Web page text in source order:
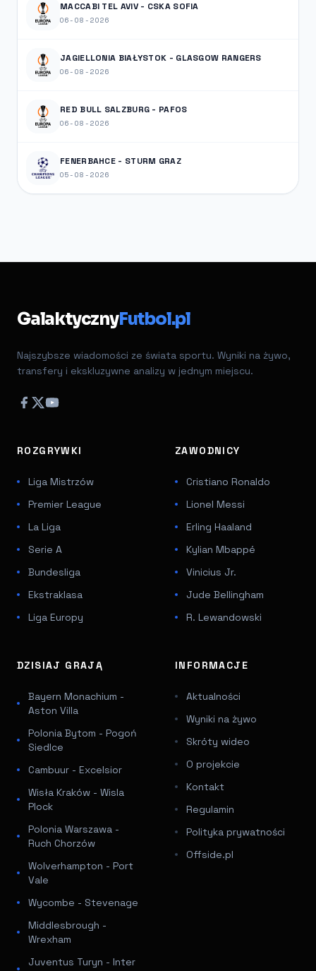
MACCABI TEL AVIV - CSKA SOFIA
06-08-2026
JAGIELLONIA BIAŁYSTOK - GLASGOW RANGERS
06-08-2026
RED BULL SALZBURG - PAFOS
06-08-2026
FENERBAHCE - STURM GRAZ
05-08-2026
GalaktycznyFutbol.pl
Najszybsze wiadomości ze świata sportu. Wyniki na żywo,
transfery i ekskluzywne analizy w jednym miejscu.
ROZGRYWKI
Liga Mistrzów
Premier League
La Liga
Serie A
Bundesliga
Ekstraklasa
Liga Europy
ZAWODNICY
Cristiano Ronaldo
Lionel Messi
Erling Haaland
Kylian Mbappé
Vinicius Jr.
Jude Bellingham
R. Lewandowski
DZISIAJ GRAJĄ
Bayern Monachium -
Aston Villa
Polonia Bytom - Pogoń
Siedlce
Cambuur - Excelsior
Wisła Kraków - Wisla
Plock
Polonia Warszawa -
Ruch Chorzów
Wolverhampton - Port
Vale
Wycombe - Stevenage
Middlesbrough -
Wrexham
Juventus Turyn - Inter
INFORMACJE
Aktualności
Wyniki na żywo
Skróty wideo
O projekcie
Kontakt
Regulamin
Polityka prywatności
Offside.pl